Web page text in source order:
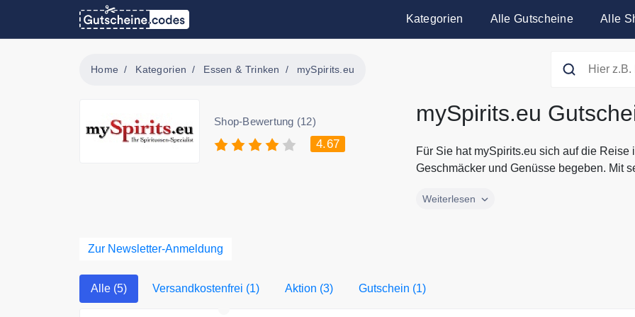
Kategorien Alle Gutscheine Alle
Home Kategorien Essen & Trinken mySpirits.eu
Shop-Bewertung (12)
4.67
mySpirits.eu
Für Sie hat mySpirits.eu sich auf die
Geschmäcker und Genüsse begeben. Mit
Für Sie hat mySpirits.eu sich auf die Reise
Whisky, Grappa oder Rum. Sparen Sie
Gutscheinen und Rabattaktionen von
Weiterlesen
Zur Newsletter-Anmeldung
Alle (5) Versandkostenfrei (1) Aktion (3) Gutschein (1)